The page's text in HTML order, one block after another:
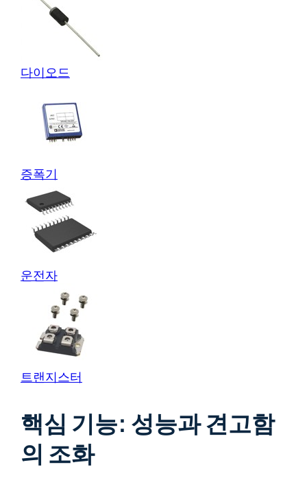
다이오드
증폭기
운전자
트랜지스터
핵심 기능: 성능과 견고함
의 조화